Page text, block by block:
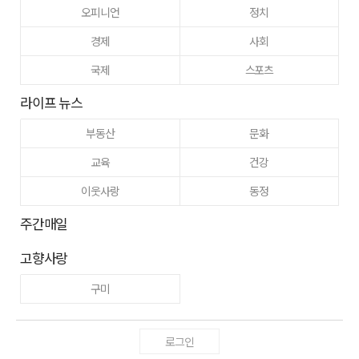
오피니언
정치
경제
사회
국제
스포츠
라이프 뉴스
부동산
문화
교육
건강
이웃사랑
동정
주간매일
고향사랑
구미
로그인